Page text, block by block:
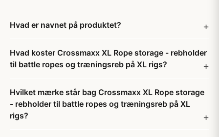
Hvad er navnet på produktet?
Hvad koster Crossmaxx XL Rope storage - rebholder
til battle ropes og træningsreb på XL rigs?
Hvilket mærke står bag Crossmaxx XL Rope storage
- rebholder til battle ropes og træningsreb på XL
rigs?